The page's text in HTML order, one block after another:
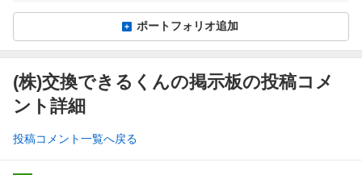
ポートフォリオ追加
(株)交換できるくんの掲示板の投稿コメ
ント詳細
投稿コメント一覧へ戻る